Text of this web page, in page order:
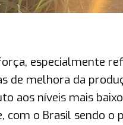
especialmente
de melhora da
aos níveis mais
com o Brasil sendo o